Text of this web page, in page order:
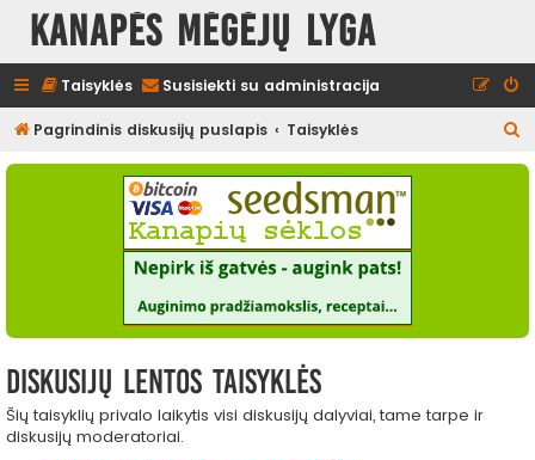
Kanapės mėgėjų lyga
Taisyklės Susisiekti su administracija
Pagrindinis diskusijų puslapis Taisyklės
e
Diskusijų lentos taisyklės
Šių taisyklių privalo laikytis visi diskusijų dalyviai, tame tarpe ir
diskusijų moderatoriai.